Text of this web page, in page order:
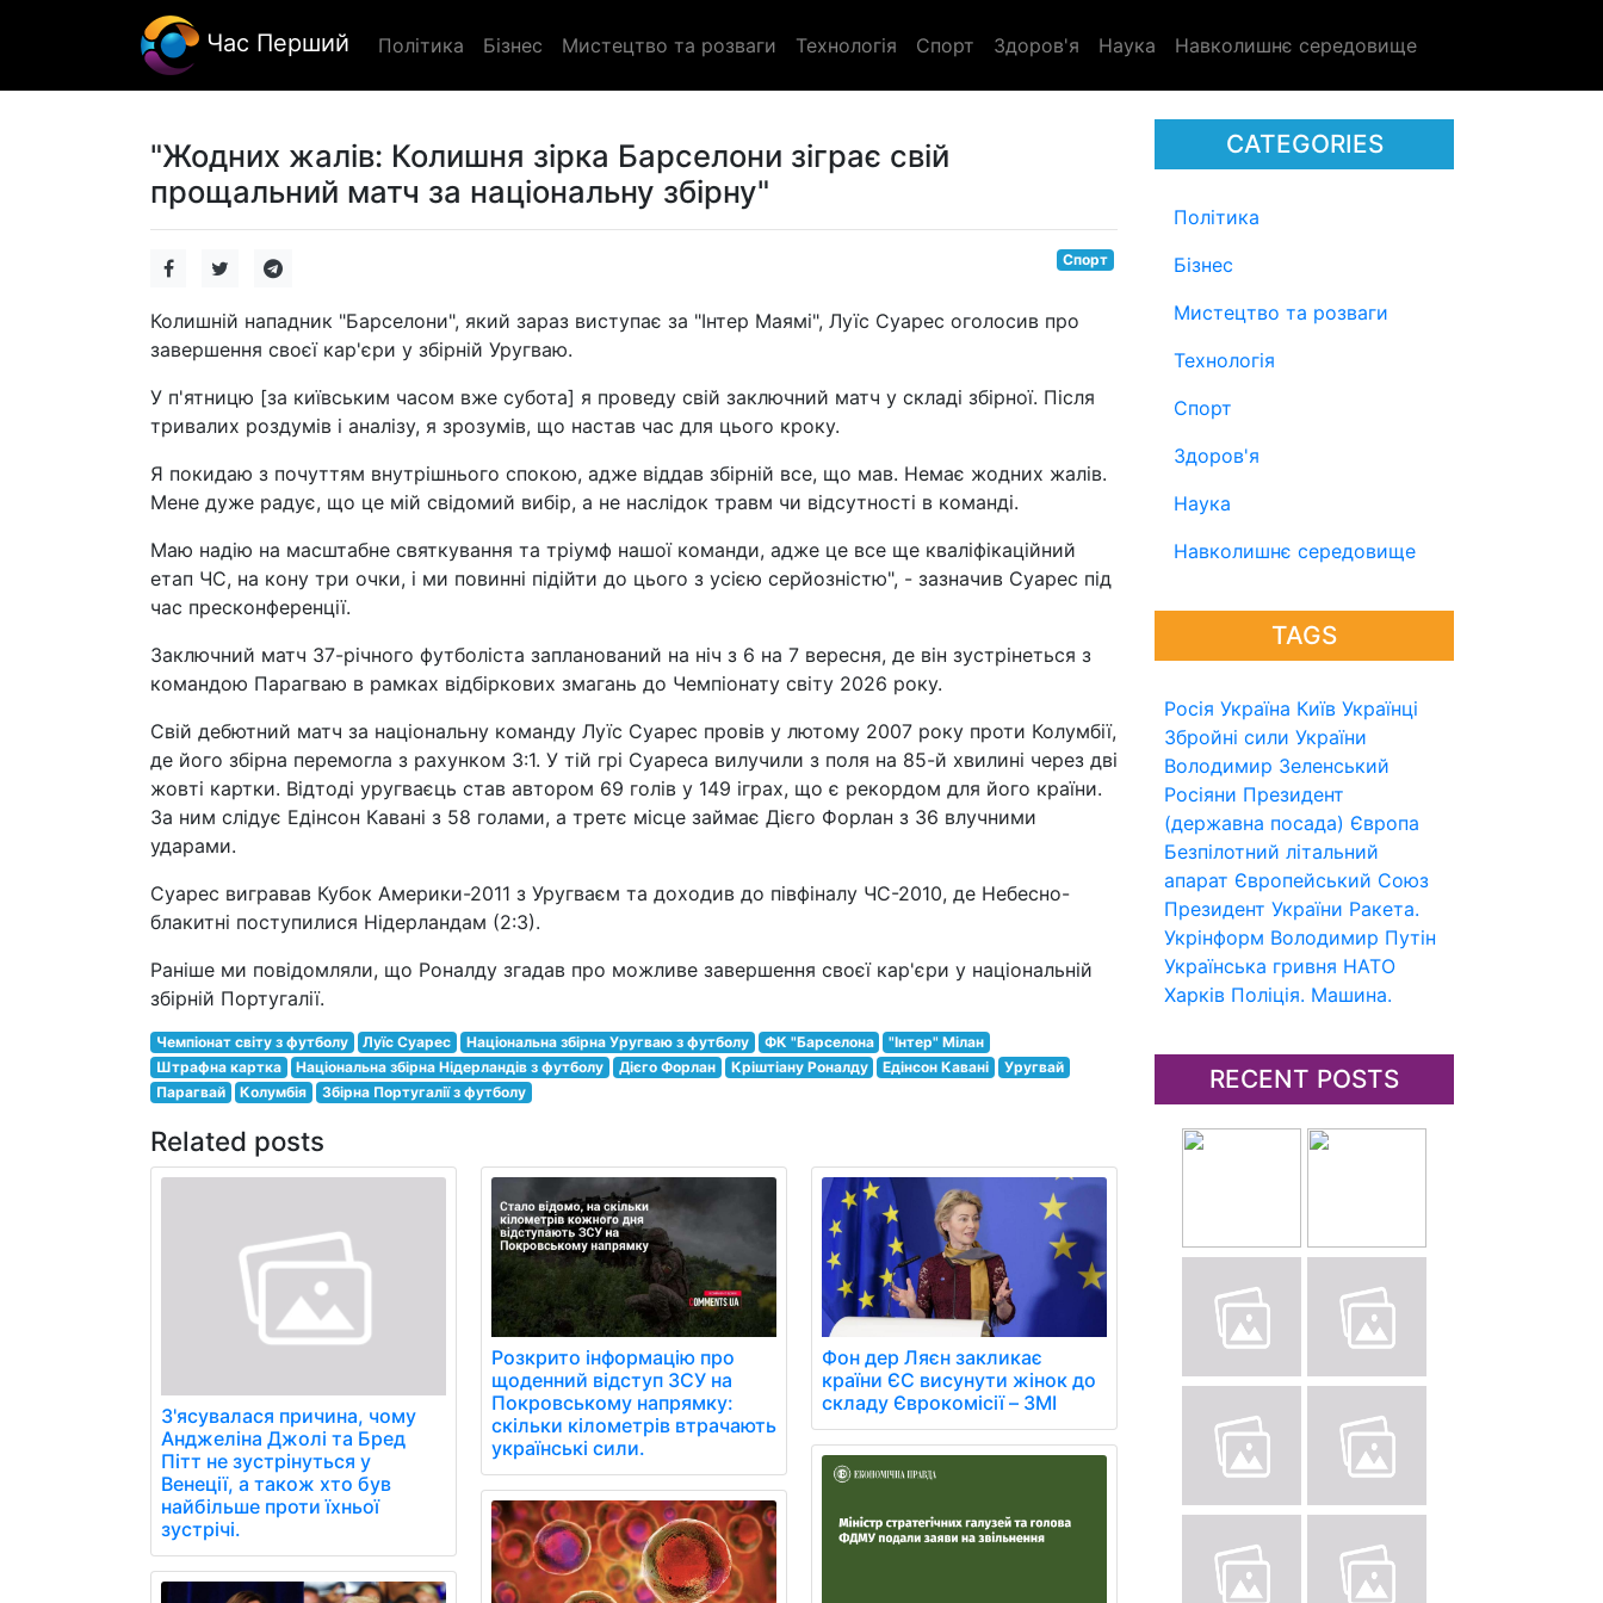
Час Перший Політика Бізнес Мистецтво та розваги Технологія Спорт Здоров'я Наука Навколишнє середовище
CATEGORIES
Політика
Бізнес
Мистецтво та розваги
Технологія
Спорт
Здоров'я
Наука
Навколишнє середовище
TAGS
Росія Україна Київ Українці
Збройні сили України
Володимир Зеленський
Росіяни Президент
(державна посада) Європа
Безпілотний літальний
апарат Європейський Союз
Президент України Ракета.
Укрінформ Володимир Путін
Українська гривня НАТО
Харків Поліція. Машина.
RECENT POSTS
"Жодних жалів: Колишня зірка Барселони зіграє свій
прощальний матч за національну збірну"
Спорт
Колишній нападник "Барселони", який зараз виступає за "Інтер Маямі", Луїс Суарес оголосив про
завершення своєї кар'єри у збірній Уругваю.
У п'ятницю [за київським часом вже субота] я проведу свій заключний матч у складі збірної. Після
тривалих роздумів і аналізу, я зрозумів, що настав час для цього кроку.
Я покидаю з почуттям внутрішнього спокою, адже віддав збірній все, що мав. Немає жодних жалів.
Мене дуже радує, що це мій свідомий вибір, а не наслідок травм чи відсутності в команді.
Маю надію на масштабне святкування та тріумф нашої команди, адже це все ще кваліфікаційний
етап ЧС, на кону три очки, і ми повинні підійти до цього з усією серйозністю", - зазначив Суарес під
час пресконференції.
Заключний матч 37-річного футболіста запланований на ніч з 6 на 7 вересня, де він зустрінеться з
командою Парагваю в рамках відбіркових змагань до Чемпіонату світу 2026 року.
Свій дебютний матч за національну команду Луїс Суарес провів у лютому 2007 року проти Колумбії,
де його збірна перемогла з рахунком 3:1. У тій грі Суареса вилучили з поля на 85-й хвилині через дві
жовті картки. Відтоді уругваєць став автором 69 голів у 149 іграх, що є рекордом для його країни.
За ним слідує Едінсон Кавані з 58 голами, а третє місце займає Дієго Форлан з 36 влучними
ударами.
Суарес вигравав Кубок Америки-2011 з Уругваєм та доходив до півфіналу ЧС-2010, де Небесно-
блакитні поступилися Нідерландам (2:3).
Раніше ми повідомляли, що Роналду згадав про можливе завершення своєї кар'єри у національній
збірній Португалії.
Чемпіонат світу з футболу Луїс Суарес Національна збірна Уругваю з футболу ФК "Барселона
"Інтер" Мілан
Штрафна картка
Національна збірна Нідерландів з футболу Дієго Форлан Кріштіану Роналду Едінсон Кавані
Уругвай
Парагвай
Колумбія Збірна Португалії з футболу
Related posts
З'ясувалася причина, чому
Анджеліна Джолі та Бред
Пітт не зустрінуться у
Венеції, а також хто був
найбільше проти їхньої
зустрічі.
Розкрито інформацію про
щоденний відступ ЗСУ на
Покровському напрямку:
скільки кілометрів втрачають
українські сили.
Фон дер Ляєн закликає
країни ЄС висунути жінок до
складу Єврокомісії – ЗМІ